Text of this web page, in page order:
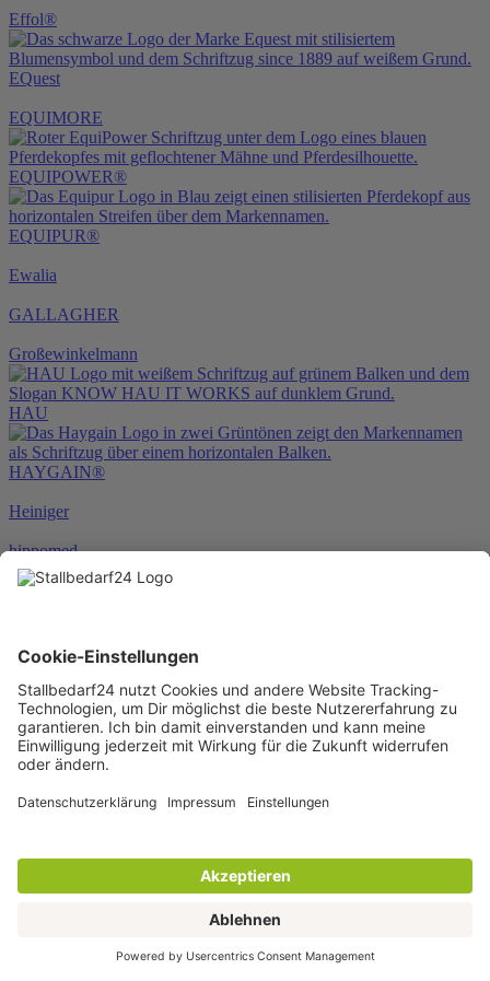
Effol®
EQuest
EQUIMORE
EQUIPOWER®
EQUIPUR®
Ewalia
GALLAGHER
Großewinkelmann
HAU
HAYGAIN®
Heiniger
hippomed
HKM
HORSEWARE®
JOSERA
Karlie
KENTUCKY®
KERBL